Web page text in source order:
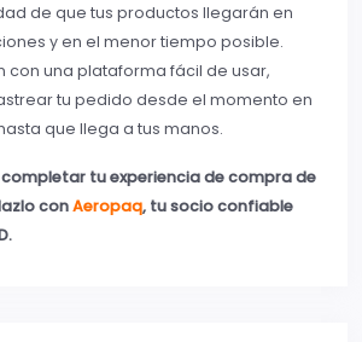
de que tus productos llegarán en
y en el menor tiempo posible.
con una plataforma fácil de usar,
tu pedido desde el momento en
que llega a tus manos.
tu experiencia de compra de
conAeropaq, tu socio confiable